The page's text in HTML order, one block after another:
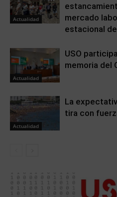
Actualidad
mercado
estacional
Actualidad
USO
memoria del
Actualidad
La
tira con